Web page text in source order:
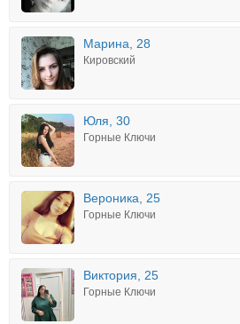
Марина, 28
Кировский
Юля, 30
Горные Ключи
Вероника, 25
Горные Ключи
Виктория, 25
Горные Ключи